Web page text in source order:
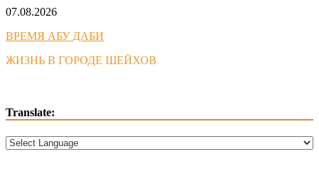
Skip
content
07.08.2026
ВРЕМЯ АБУ ДАБИ
ЖИЗНЬ В ГОРОДЕ ШЕЙХОВ
Translate: